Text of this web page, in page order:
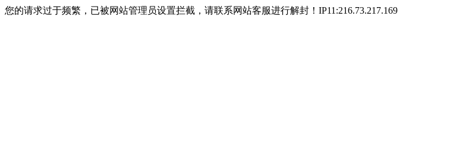
您的请求过于频繁，已被网站管理员设置拦截，请联系网站客服进行解封！IP11:216.73.217.169